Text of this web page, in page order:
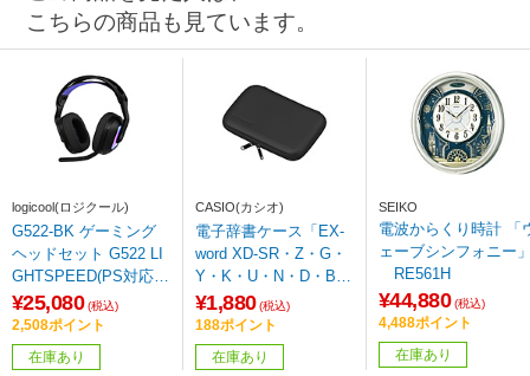
こちらの商品も見ています。
logicool(ロジクール)
G522-BK ゲーミング
ヘッドセット G522 LI
GHTSPEED(PS対応)
(Mac/Windows対応) ブ
ラック ［ワイヤレス
（Bluetooth＋USB）＋
有線 /両耳 /ヘッドバン
¥25,080 (税込)
2,508ポイント
在庫あり
CASIO(カシオ)
電子辞書ケース「EX-
word XD-SR・Z・G・
Y・K・U・N・D・B・
A・SK・SU・SCシリ
ーズ対応ケース（セミ
ハードカバータイ
プ）」 XD-CC2402BK
¥1,880 (税込)
188ポイント
在庫あり
SEIKO
電波からくり時計 「
ェーブシンフォニー
RE561H
¥44,880 (税込)
4,488ポイント
在庫あり